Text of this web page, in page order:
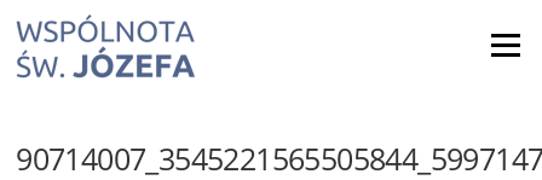
content
Menu